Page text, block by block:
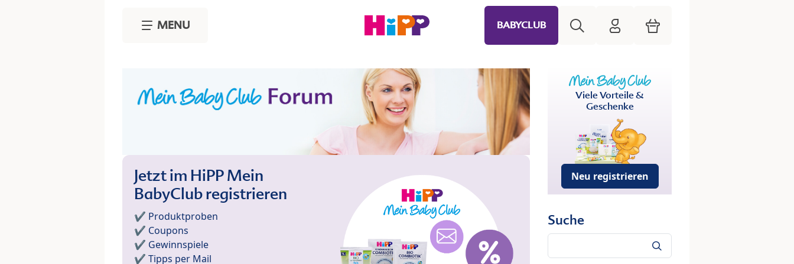
MENU BABYCLUB HiPP Mein Babyclub
Warenkorb
Jetzt im HiPP Mein
BabyClub registrieren
✔️ Produktproben
✔️ Coupons
✔️ Gewinnspiele
✔️ Tipps per Mail
Viele Vorteile &
Geschenke
Neu registrieren
Suche